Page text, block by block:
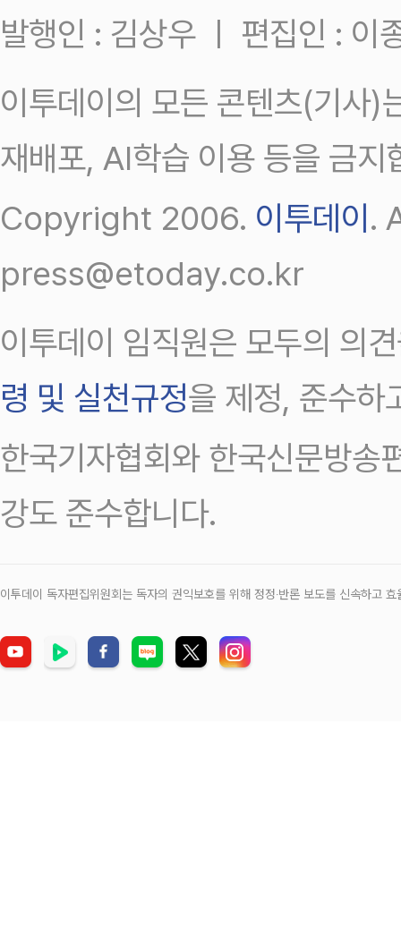
발행인 : 김상우 ㅣ 편집인 : 이
이투데이의 모든 콘텐츠(기사)
재배포, AI학습 이용 등을 금지
Copyright 2006. 이투데이 .
press@etoday.co.kr
이투데이 임직원은 모두의 의
령 및 실천규정을 제정, 준수하
한국기자협회와 한국신문방송
강도 준수합니다.
이투데이 독자편집위원회는 독자의 권익보호를 위해 정정‧반론 보도를 신속하고